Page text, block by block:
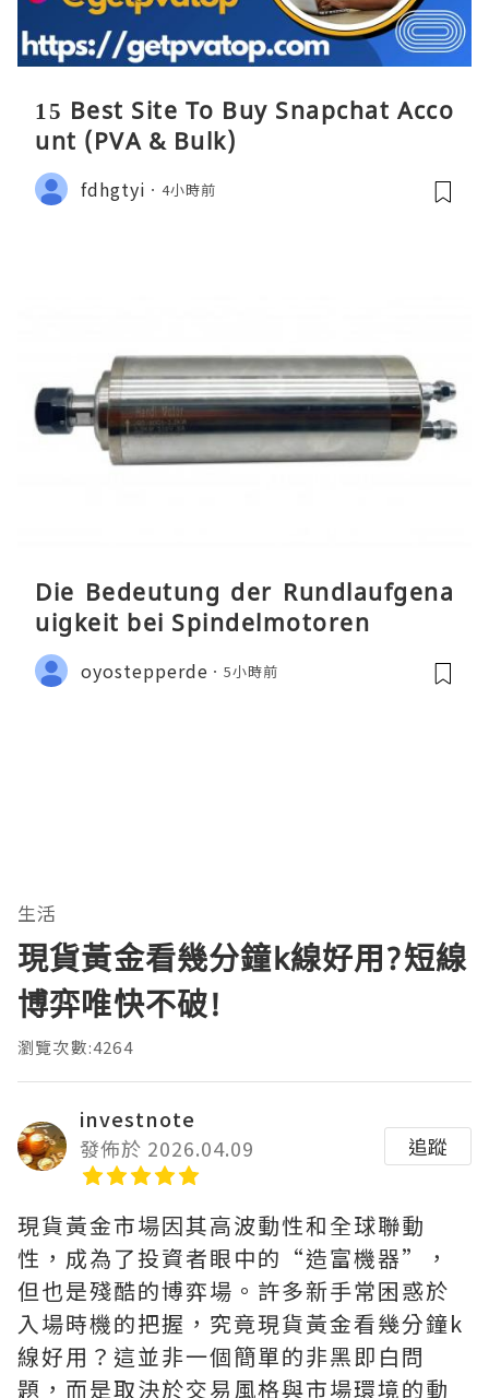
15 Best Site To Buy Snapchat Acco
unt (PVA & Bulk)
fdhgtyi 4小時前
Die Bedeutung der Rundlaufgena
uigkeit bei Spindelmotoren
oyostepperde 5小時前
生活
現貨黃金看幾分鐘k線好用?短線
博弈唯快不破!
瀏覽次數:4264
investnote
發佈於 2026.04.09
追蹤
現貨黃金市場因其高波動性和全球聯動
性，成為了投資者眼中的“造富機器”，
但也是殘酷的博弈場。許多新手常困惑於
入場時機的把握，究竟現貨黃金看幾分鐘k
線好用？這並非一個簡單的非黑即白問
題，而是取決於交易風格與市場環境的動